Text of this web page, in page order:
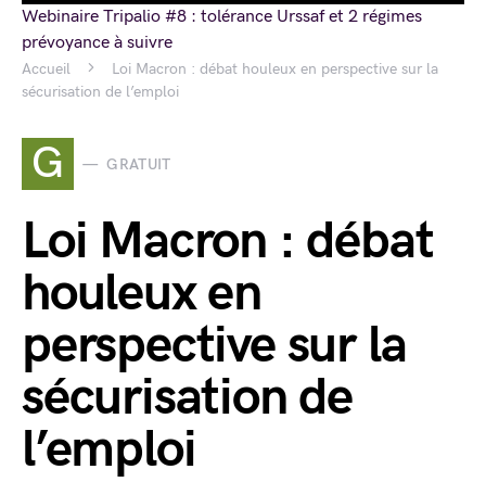
Accueil
Loi Macron : débat houleux en perspective sur la
sécurisation de l’emploi
G GRATUIT
Loi Macron : débat
houleux en
perspective sur la
sécurisation de
l’emploi
Webinaire Tripalio #8 : tolérance Urssaf et 2 régimes
prévoyance à suivre